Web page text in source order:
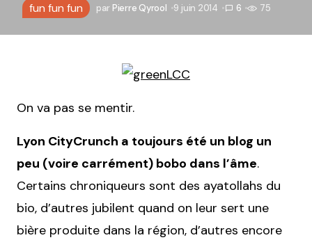
fun fun fun par Pierre Qyrool 9 juin 2014 6 75
On va pas se mentir.
Lyon CityCrunch a toujours été un blog un
peu (voire carrément) bobo dans l’âme.
Certains chroniqueurs sont des ayatollahs du
bio, d’autres jubilent quand on leur sert une
bière produite dans la région, d’autres encore